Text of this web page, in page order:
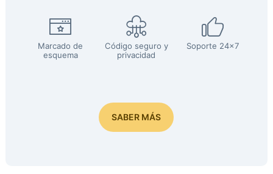
Marcado de
esquema
Código seguro y
privacidad
Soporte 24x7
SABER MÁS